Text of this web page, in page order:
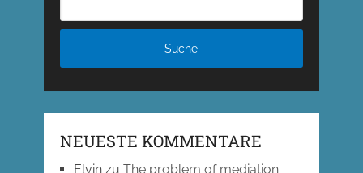
NEUESTE KOMMENTARE
Elvinzu The problem of mediation